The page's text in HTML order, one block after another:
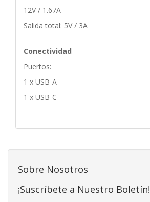
12V / 1.67A
Salida total: 5V / 3A
Conectividad
Puertos:
1 x USB-A
1 x USB-C
Sobre Nosotros
¡Suscríbete a Nuestro Boletín!